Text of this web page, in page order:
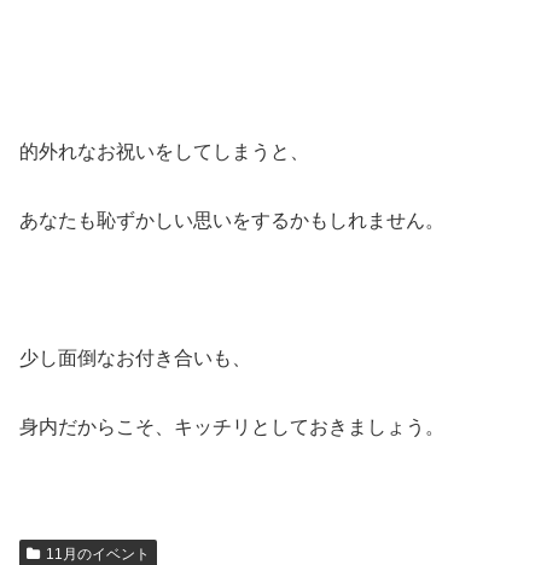
的外れなお祝いをしてしまうと、
あなたも恥ずかしい思いをするかもしれません。
少し面倒なお付き合いも、
身内だからこそ、キッチリとしておきましょう。
11月のイベント